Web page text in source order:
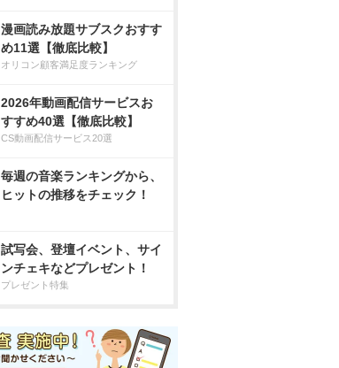
漫画読み放題サブスクおすす
め11選【徹底比較】
オリコン顧客満足度ランキング
2026年動画配信サービスお
すすめ40選【徹底比較】
CS動画配信サービス20選
毎週の音楽ランキングから、
ヒットの推移をチェック！
試写会、登壇イベント、サイ
ンチェキなどプレゼント！
プレゼント特集